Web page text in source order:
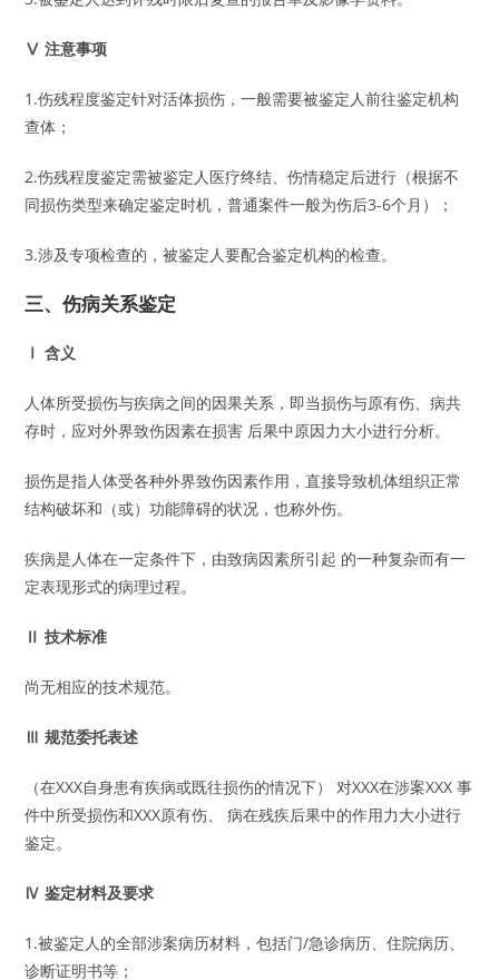
Ⅴ 注意事项
1.伤残程度鉴定针对活体损伤，一般需要被鉴定人前往鉴定机构
查体；
2.伤残程度鉴定需被鉴定人医疗终结、伤情稳定后进行（根据不
同损伤类型来确定鉴定时机，普通案件一般为伤后3-6个月）；
3.涉及专项检查的，被鉴定人要配合鉴定机构的检查。
三、伤病关系鉴定
Ⅰ 含义
人体所受损伤与疾病之间的因果关系，即当损伤与原有伤、病共
存时，应对外界致伤因素在损害 后果中原因力大小进行分析。
损伤是指人体受各种外界致伤因素作用，直接导致机体组织正常
结构破坏和（或）功能障碍的状况，也称外伤。
疾病是人体在一定条件下，由致病因素所引起 的一种复杂而有一
定表现形式的病理过程。
Ⅱ 技术标准
尚无相应的技术规范。
Ⅲ 规范委托表述
（在XXX自身患有疾病或既往损伤的情况下） 对XXX在涉案XXX 事
件中所受损伤和XXX原有伤、 病在残疾后果中的作用力大小进行
鉴定。
Ⅳ 鉴定材料及要求
1.被鉴定人的全部涉案病历材料，包括门/急诊病历、住院病历、
诊断证明书等；